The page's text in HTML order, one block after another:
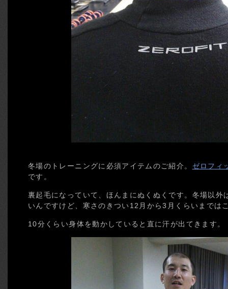
冬場のトレーニングに必須アイテムのご紹介。 ゼロフィ
です。
裏起毛になっていて、ほんまにぬくぬくです。冬場以外
いんですけど、寒さのきつい12月から3月くらいまでは
10分くらい身体を動かしていると直に汗が出てきます。